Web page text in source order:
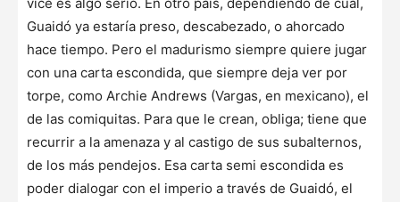
Guaidó ya estaría preso, descabezado, o ahorcado
hace tiempo. Pero el madurismo siempre quiere jugar
con una carta escondida, que siempre deja ver por
torpe, como Archie Andrews (Vargas, en mexicano), el
de las comiquitas. Para que le crean, obliga; tiene que
recurrir a la amenaza y al castigo de sus subalternos,
de los más pendejos. Esa carta semi escondida es
poder dialogar con el imperio a través de Guaidó, el